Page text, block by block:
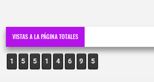
VISTAS A LA PÁGINA TOTALES
1 5 5 1 4 6 9 6